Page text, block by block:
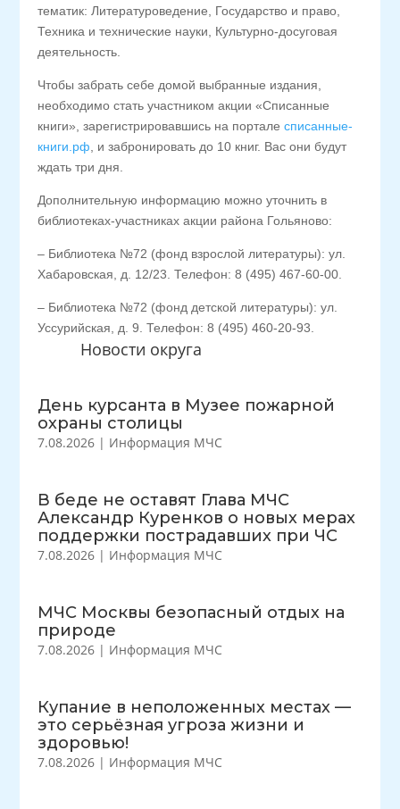
Новости округа
День курсанта в Музее пожарной
охраны столицы
7.08.2026 | Информация МЧС
В беде не оставят Глава МЧС
Александр Куренков о новых мерах
поддержки пострадавших при ЧС
7.08.2026 | Информация МЧС
МЧС Москвы безопасный отдых на
природе
7.08.2026 | Информация МЧС
Купание в неположенных местах —
это серьёзная угроза жизни и
здоровью!
7.08.2026 | Информация МЧС
тематик: Литературоведение, Государство и право,
Техника и технические науки, Культурно-досуговая
деятельность.
Чтобы забрать себе домой выбранные издания,
необходимо стать участником акции «Списанные
книги», зарегистрировавшись на порталесписанные-
книги.рф , и забронировать до 10 книг. Вас они будут
ждать три дня.
Дополнительную информацию можно уточнить в
библиотеках-участниках акции района Гольяново:
– Библиотека №72 (фонд взрослой литературы): ул.
Хабаровская, д. 12/23. Телефон: 8 (495) 467-60-00.
– Библиотека №72 (фонд детской литературы): ул.
Уссурийская, д. 9. Телефон: 8 (495) 460-20-93.